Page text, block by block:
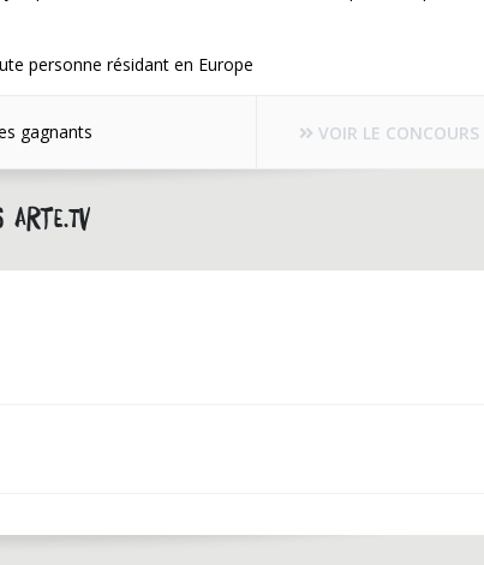
personne résidant en Europe
gagnants VOIR LE CONCOURS
arte.tv